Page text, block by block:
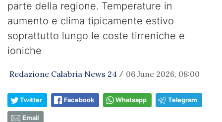
parte della regione. Temperature in
aumento e clima tipicamente estivo
soprattutto lungo le coste tirreniche e
ioniche
Redazione Calabria News 24 / 06 June 2026, 08:00
Twitter Facebook Whatsapp Telegram
Email